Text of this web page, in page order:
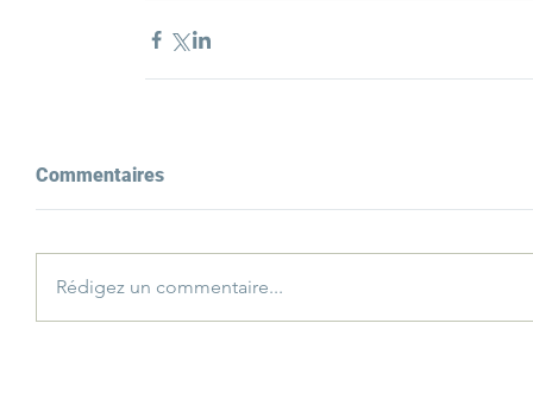
Commentaires
Rédigez un commentaire...